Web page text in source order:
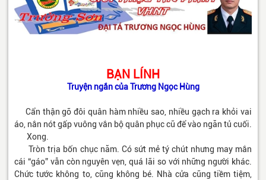
BẠN LÍNH
Truyện ngắn của Trương Ngọc Hùng
Cẩn thận gỡ đôi quân hàm nhiều sao, nhiều gạch ra khỏi vai
áo, nắn nót gấp vuông vắn bộ quân phục cũ để vào ngăn tủ cuối.
Xong.
Tròn trịa bốn chục năm. Có sứt mẻ tý chút nhưng may mắn
cái “gáo” vẫn còn nguyên vẹn, quá lãi so với những người khác.
Chức tước không to, cũng không bé. Nhà cửa cũng tiềm tiệm,